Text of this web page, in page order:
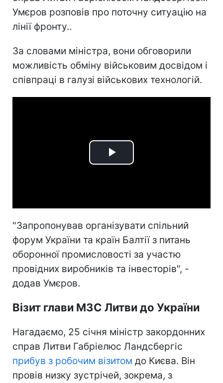
Умєров розповів про поточну ситуацію на
лінії фронту..
За словами міністра, вони обговорили
можливість обміну військовим досвідом і
співпраці в галузі військових технологій.
Play
"Запропонував організувати спільний
форум України та країн Балтії з питань
оборонної промисловості за участю
провідних виробників та інвесторів", -
додав Умєров.
Візит глави МЗС Литви до України
Нагадаємо, 25 січня міністр закордонних
справ Литви Габріелюс Ландсбергіс
прибув з робочим візитом до Києва. Він
провів низку зустрічей, зокрема, з